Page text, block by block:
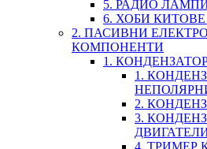
5. РАДИО
6. ХОБИ
2. ПАСИВНИ
КОМПОНЕНТИ
1.
1.
2.
3.
4. ТРИМЕР